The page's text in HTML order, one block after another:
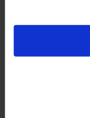
Hundebur